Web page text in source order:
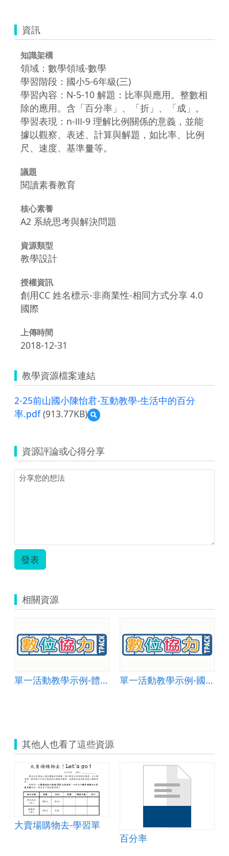
資訊
知識架構
領域：數學領域-數學
學習階段：國小5-6年級(三)
學習內容：N-5-10 解題：比率與應用。整數相
除的應用。含「百分率」、「折」、「成」。
學習表現：n-Ⅲ-9 理解比例關係的意義，並能
據以觀察、表述、計算與解題，如比率、比例
尺、速度、基準量等。
議題
閱讀素養教育
核心素養
A2 系統思考與解決問題
資源類型
教學設計
授權資訊
創用CC 姓名標示-非商業性-相同方式分享 4.0
國際
上傳時間
2018-12-31
教學資源檔案連結
2-25前山國小陳怡君-互動教學-生活中的百分
率.pdf(913.77KB)
預
覽
前
山
國
分
資源評論或心得分享
發表
相關資源
單一活動教學示例-體育與健康教育 007 單一活動教學示例-國小數學004
其他人也看了這些資源
大賣場購物去-學習單
百分率